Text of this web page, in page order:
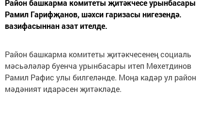
Район башкарма комитеты җитәкчесе урынбасары
Рамил Гарифҗанов, шәхси гаризасы нигезендә.
вазифасыннан азат ителде.
Район башкарма комитеты җитәкчесенең социаль
мәсьәләләр буенча урынбасары итеп Мөхетдинов
Рамил Рафис улы билгеләнде. Моңа кадәр ул район
мәдәният идарәсен җитәкләде.